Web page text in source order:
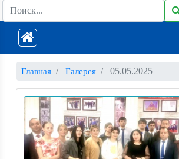
Главная Галерея 05.05.2025